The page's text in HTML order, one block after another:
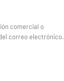
comercial o
correo electrónico.